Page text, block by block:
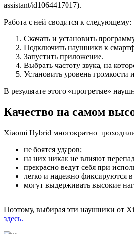
assistant/id1064417017).
Работа с ней сводится к следующему:
Скачать и установить
Подключить наушники к
Запустить приложение.
Выбрать частоту звука, на
Установить уровень громкости
В результате этого «прогретые»
Качество на самом
Xiaomi Hybrid многократно
не боятся ударов;
на них никак не влияют
прекрасно ведут себя при
легко и надежно фиксируются
могут выдерживать высокие
Поэтому, выбирая эти наушники от
здесь.